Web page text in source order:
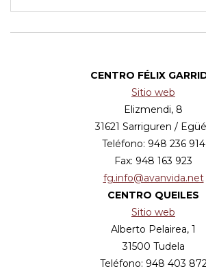
CENTRO FÉLIX
Sitio web
Elizmendi, 8
31621 Sarriguren /
Teléfono: 948 236 914
Fax: 948 163 923
fg.info@avanvida.net
CENTRO QUEILES
Sitio web
Alberto Pelairea, 1
31500 Tudela
Teléfono: 948 403